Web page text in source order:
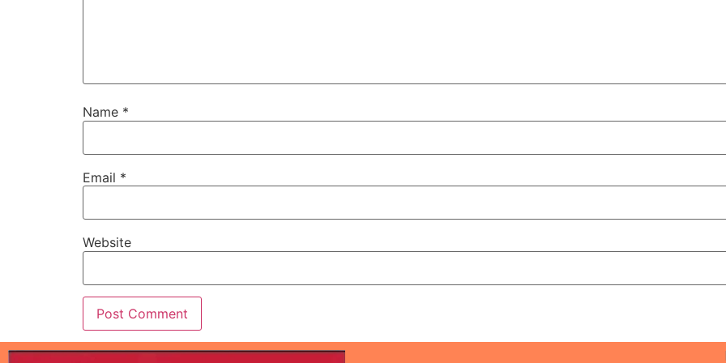
Name *
Email *
Website